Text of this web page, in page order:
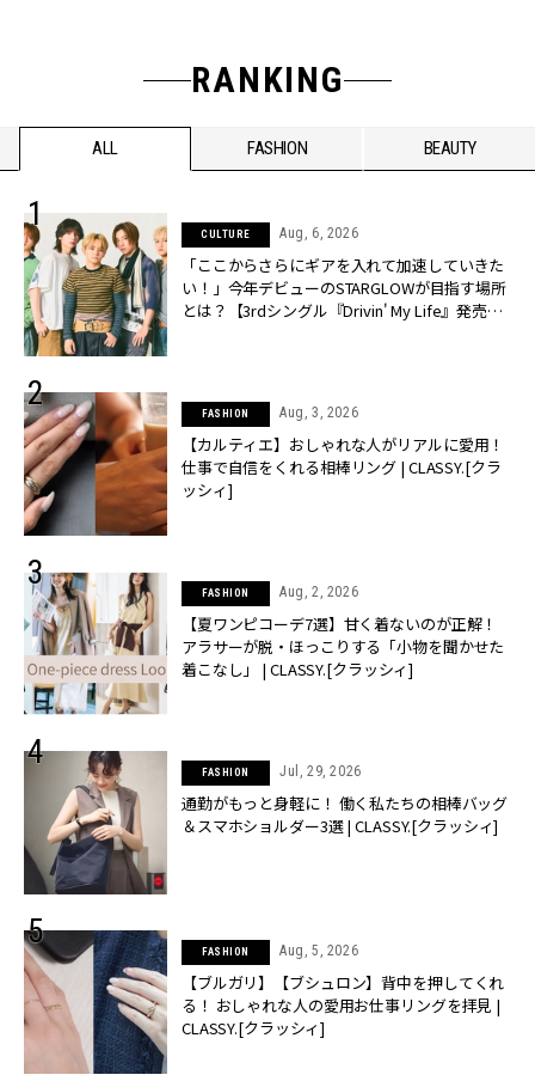
RANKING
ALL FASHION BEAUTY
CULTURE Aug, 6, 2026
「ここからさらにギアを入れて加速していきた
い！」今年デビューのSTARGLOWが目指す場所
とは？【3rdシングル『Drivin' My Life』発売】 |
FASHION Aug, 3, 2026
【カルティエ】おしゃれな人がリアルに愛用！
仕事で自信をくれる相棒リング | CLASSY.[クラ
ッシィ]
FASHION Aug, 2, 2026
【夏ワンピコーデ7選】甘く着ないのが正解！
アラサーが脱・ほっこりする「小物を聞かせた
着こなし」 | CLASSY.[クラッシィ]
FASHION Jul, 29, 2026
通勤がもっと身軽に！ 働く私たちの相棒バッグ
＆スマホショルダー3選 | CLASSY.[クラッシィ]
FASHION Aug, 5, 2026
【ブルガリ】【ブシュロン】背中を押してくれ
る！ おしゃれな人の愛用お仕事リングを拝見 |
CLASSY.[クラッシィ]